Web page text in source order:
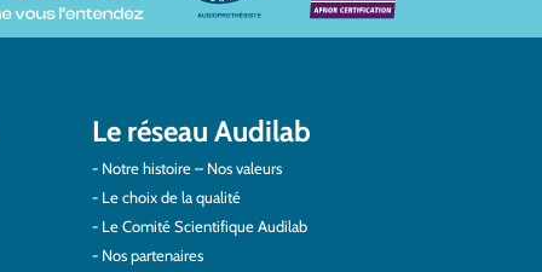
Le réseau Audilab
Notre histoire – Nos valeurs
Le choix de la qualité
Le Comité Scientifique Audilab
Nos partenaires